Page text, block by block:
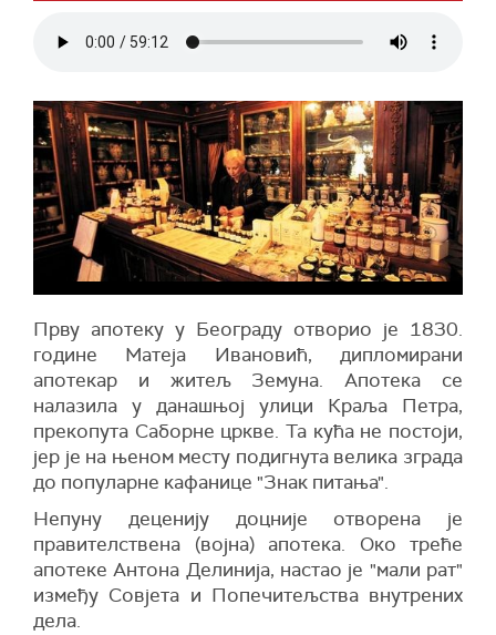
Прву апотеку у Београду отворио је 1830.
године Матеја Ивановић, дипломирани
апотекар и житељ Земуна. Апотека се
налазила у данашњој улици Краља Петра,
прекопута Саборне цркве. Та кућа не постоји,
јер је на њеном месту подигнута велика зграда
до популарне кафанице "Знак питања".
Непуну деценију доцније отворена је
правителствена (војна) апотека. Око треће
апотеке Антона Делинија, настао је "мали рат"
између Совјета и Попечитељства внутрених
дела.